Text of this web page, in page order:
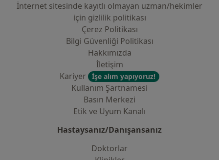
İnternet sitesinde kayıtlı olmayan uzman/hekimler
i̇çin gizlilik politikası
Çerez Politikası
Bilgi Güvenliği Politikası
Hakkımızda
İletişim
Kariyer
İşe alım yapıyoruz!
Kullanım Şartnamesi
Basın Merkezi
Etik ve Uyum Kanalı
Hastaysanız/Danışansanız
Doktorlar